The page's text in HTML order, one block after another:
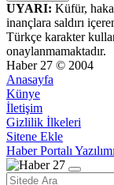
UYARI: Küfür,
inançlara saldırı
Türkçe karakter
onaylanmamaktadır.
Haber 27 © 2004
Anasayfa
Künye
İletişim
Gizlilik İlkeleri
Sitene Ekle
Haber Portalı Yazılımı